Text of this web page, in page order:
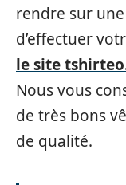
rendre sur
d’effectuer
le site
Nous vous
de très bons
de qualité.